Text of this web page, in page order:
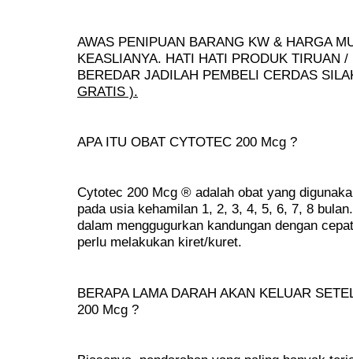
AWAS PENIPUAN BARANG KW & HARGA
KEASLIANYA. HATI HATI PRODUK TIRUAN /
BEREDAR JADILAH PEMBELI CERDAS
GRATIS ).
APA ITU OBAT CYTOTEC 200 Mcg ?
Cytotec 200 Mcg ® adalah obat yang
pada usia kehamilan 1, 2, 3, 4, 5, 6, 7, 8
dalam menggugurkan kandungan dengan
perlu melakukan kiret/kuret.
BERAPA LAMA DARAH AKAN KELUAR
200 Mcg ?